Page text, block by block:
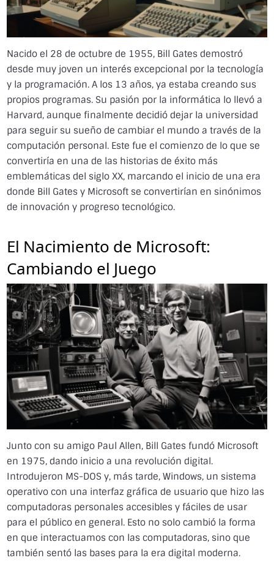
Nacido el 28 de octubre de 1955, Bill Gates demostró
desde muy joven un interés excepcional por la tecnología
y la programación. A los 13 años, ya estaba creando sus
propios programas. Su pasión por la informática lo llevó a
Harvard, aunque finalmente decidió dejar la universidad
para seguir su sueño de cambiar el mundo a través de la
computación personal. Este fue el comienzo de lo que se
convertiría en una de las historias de éxito más
emblemáticas del siglo XX, marcando el inicio de una era
donde Bill Gates y Microsoft se convertirían en sinónimos
de innovación y progreso tecnológico.
El Nacimiento de Microsoft:
Cambiando el Juego
Junto con su amigo Paul Allen, Bill Gates fundó Microsoft
en 1975, dando inicio a una revolución digital.
Introdujeron MS-DOS y, más tarde, Windows, un sistema
operativo con una interfaz gráfica de usuario que hizo las
computadoras personales accesibles y fáciles de usar
para el público en general. Esto no solo cambió la forma
en que interactuamos con las computadoras, sino que
también sentó las bases para la era digital moderna.